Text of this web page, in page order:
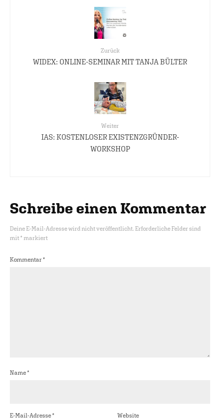
Zurück
WIDEX: ONLINE-SEMINAR MIT TANJA BÜLTER
Weiter
IAS: KOSTENLOSER EXISTENZGRÜNDER-
WORKSHOP
Schreibe einen Kommentar
Deine E-Mail-Adresse wird nicht veröffentlicht. Erforderliche Felder sind
mit* markiert
Kommentar*
Name*
E-Mail-Adresse* Website